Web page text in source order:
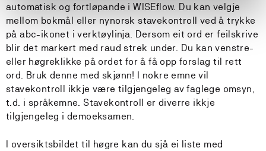
automatisk og fortløpande i WISEflow. Du kan velgje
mellom bokmål eller nynorsk stavekontroll ved å trykke
på abc-ikonet i verktøylinja. Dersom eit ord er feilskrive
blir det markert med raud strek under. Du kan venstre-
eller høgreklikke på ordet for å få opp forslag til rett
ord. Bruk denne med skjønn! I nokre emne vil
stavekontroll ikkje være tilgjengeleg av faglege omsyn,
t.d. i språkemne. Stavekontroll er diverre ikkje
tilgjengeleg i demoeksamen.
I oversiktsbildet til høgre kan du sjå ei liste med